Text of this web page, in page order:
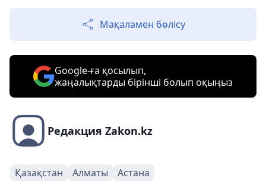
Мақаламен бөлісу
Google-ға қосылып,
жаңалықтарды бірінші болып оқыңыз
Редакция Zakon.kz
Қазақстан Алматы Астана